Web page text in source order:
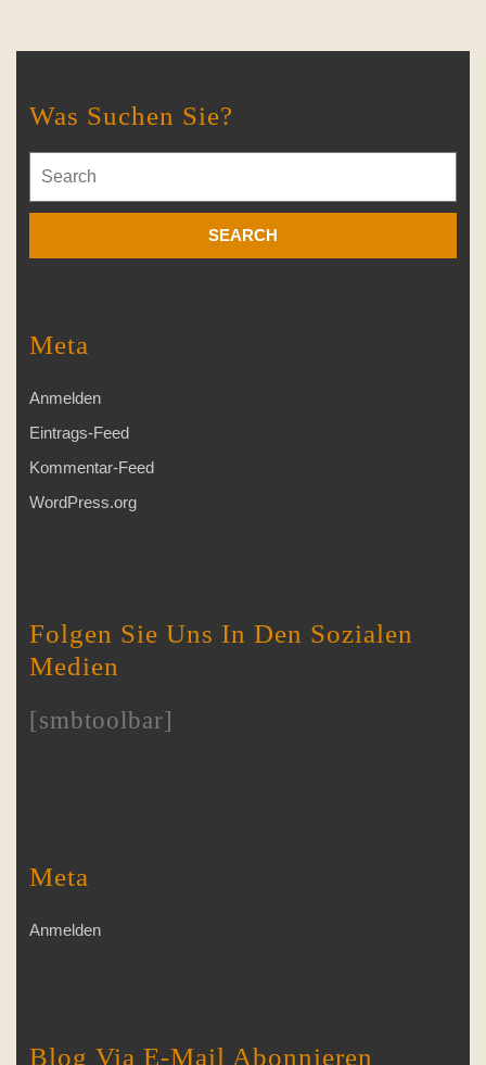
Was Suchen Sie?
for:
Meta
Anmelden
Eintrags-Feed
Kommentar-Feed
WordPress.org
Folgen Sie Uns In Den Sozialen
Medien
[smbtoolbar]
Meta
Anmelden
Blog Via E-Mail Abonnieren